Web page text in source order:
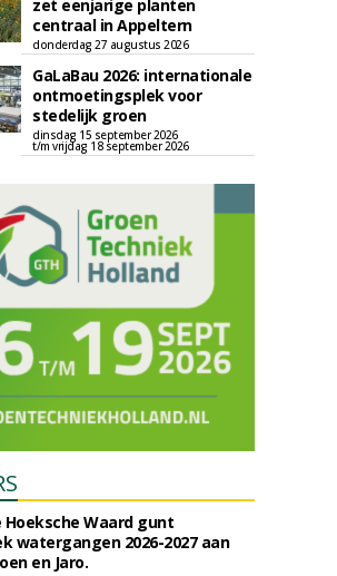
zet eenjarige planten
centraal in Appeltern
donderdag 27 augustus 2026
GaLaBau 2026: internationale
ontmoetingsplek voor
stedelijk groen
dinsdag 15 september 2026
t/m vrijdag 18 september 2026
Hoeksche Waard gunt
watergangen 2026-2027 aan
en Jaro.